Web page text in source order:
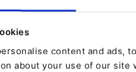
content and ads,
about your use of our